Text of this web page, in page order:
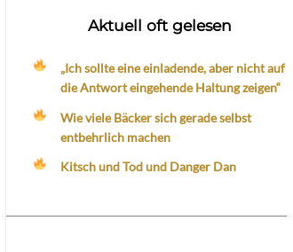
Aktuell oft gelesen
„Ich sollte eine einladende, aber nicht auf
die Antwort eingehende Haltung zeigen“
Wie viele Bäcker sich gerade selbst
entbehrlich machen
Kitsch und Tod und Danger Dan